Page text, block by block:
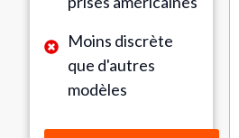
Moins discrète
que d'autres
modèles